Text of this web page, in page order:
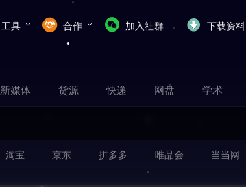
工具 合作 加入社群 下载资料
新媒体 货源 快递 网盘 学术
淘宝 京东 拼多多 唯品会 当当网